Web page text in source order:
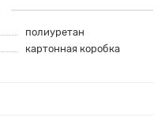
полиуретан
картонная коробка